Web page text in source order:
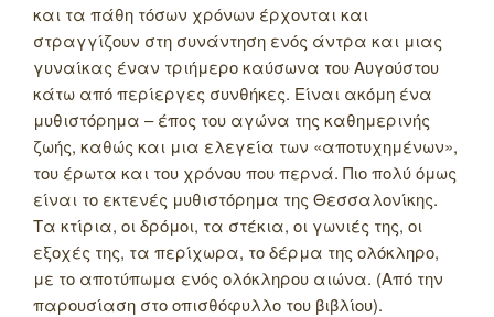
και τα πάθη τόσων χρόνων έρχονται και
στραγγίζουν στη συνάντηση ενός άντρα και μιας
γυναίκας έναν τριήμερο καύσωνα του Αυγούστου
κάτω από περίεργες συνθήκες. Είναι ακόμη ένα
μυθιστόρημα – έπος του αγώνα της καθημερινής
ζωής, καθώς και μια ελεγεία των «αποτυχημένων»,
του έρωτα και του χρόνου που περνά. Πιο πολύ όμως
είναι το εκτενές μυθιστόρημα της Θεσσαλονίκης.
Τα κτίρια, οι δρόμοι, τα στέκια, οι γωνιές της, οι
εξοχές της, τα περίχωρα, το δέρμα της ολόκληρο,
με το αποτύπωμα ενός ολόκληρου αιώνα. (Από την
παρουσίαση στο οπισθόφυλλο του βιβλίου).